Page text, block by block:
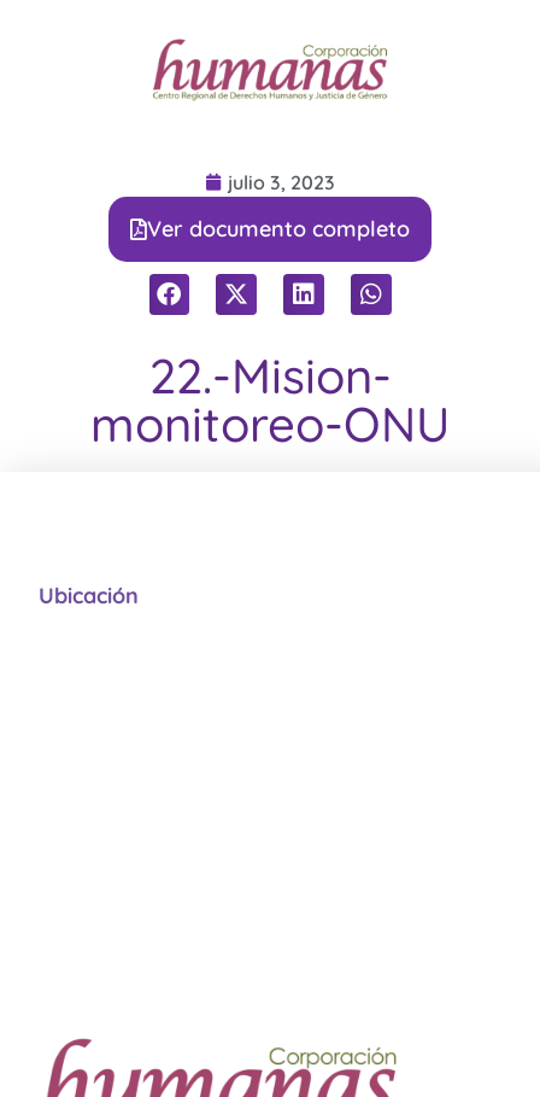
22.-Mision-
monitoreo-ONU
julio 3, 2023
Ver documento completo
Ubicación